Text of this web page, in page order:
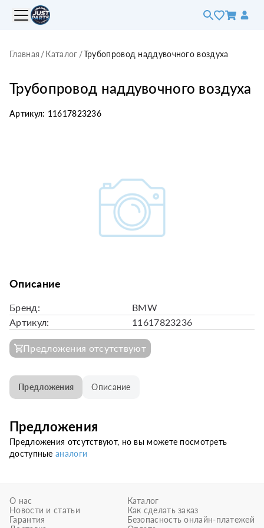
Главная /Каталог /Трубопровод наддувочного воздуха
Трубопровод наддувочного воздуха
Артикул: 11617823236
Описание
Бренд:
BMW
Артикул:
11617823236
Предложения отсутствуют
Предложения Описание
Предложения
Предложения отсутствуют, но вы можете посмотреть
доступныеаналоги
О нас
Новости и статьи
Гарантия
Каталог
Как сделать заказ
Безопасность онлайн-платежей